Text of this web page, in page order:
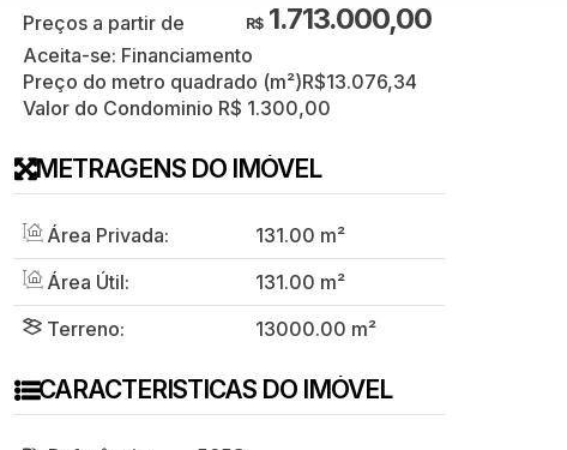
R$1.713.000,00
Aceita-se: Financiamento
Preço do metro quadrado (m²)R$13.076,34
Valor do Condominio R$ 1.300,00
METRAGENS DO IMÓVEL
Área Privada: 131.00 m²
Área Útil:
131.00 m²
Terreno:
13000.00 m²
CARACTERISTICAS DO IMÓVEL